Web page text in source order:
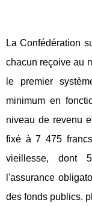
La Confédération
chacun reçoive au
le premier
minimum en
niveau de revenu
fixé à 7 475
vieillesse, dont
l'assurance
des fonds publics.